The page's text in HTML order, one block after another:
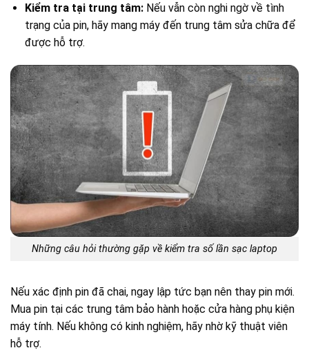
Kiểm tra tại trung tâm: Nếu vẫn còn nghi ngờ về tình
trạng của pin, hãy mang máy đến trung tâm sửa chữa để
được hỗ trợ.
Những câu hỏi thường gặp về kiểm tra số lần sạc laptop
Nếu xác định pin đã chai, ngay lập tức bạn nên thay pin mới.
Mua pin tại các trung tâm bảo hành hoặc cửa hàng phụ kiện
máy tính. Nếu không có kinh nghiệm, hãy nhờ kỹ thuật viên
hỗ trợ.